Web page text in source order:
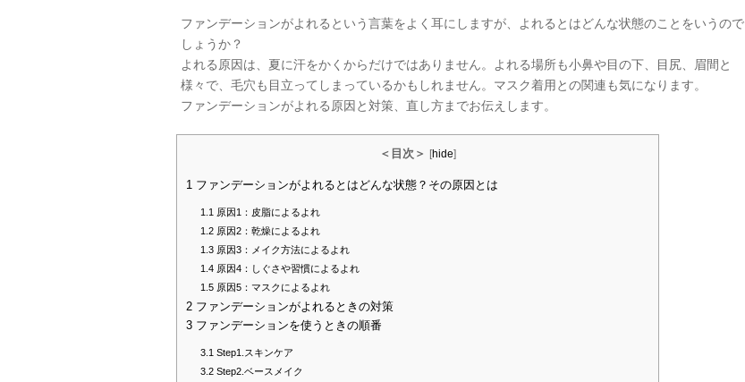
ファンデーションがよれるという言葉をよく耳にしますが、よれるとはどんな状態のことをいうので
しょうか？
よれる原因は、夏に汗をかくからだけではありません。よれる場所も小鼻や目の下、目尻、眉間と
様々で、毛穴も目立ってしまっているかもしれません。マスク着用との関連も気になります。
ファンデーションがよれる原因と対策、直し方までお伝えします。
＜目次＞ [hide]
1 ファンデーションがよれるとはどんな状態？その原因とは
1.1 原因1：皮脂によるよれ
1.2原因2：乾燥によるよれ
1.3原因3：メイク方法によるよれ
1.4原因4：しぐさや習慣によるよれ
1.5原因5：マスクによるよれ
2 ファンデーションがよれるときの対策
3 ファンデーションを使うときの順番
3.1 Step1.スキンケア
3.2Step2.ベースメイク